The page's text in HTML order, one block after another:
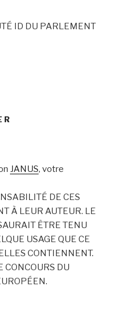
ID DU PARLEMENT
JANUS, votre
DE CES
À LEUR AUTEUR. LE
ÊTRE TENU
USAGE QUE CE
CONTIENNENT.
CONCOURS DU